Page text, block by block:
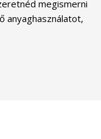
megismerni
anyaghasználatot,